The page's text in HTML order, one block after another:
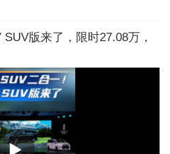
版来了，限时27.08万，